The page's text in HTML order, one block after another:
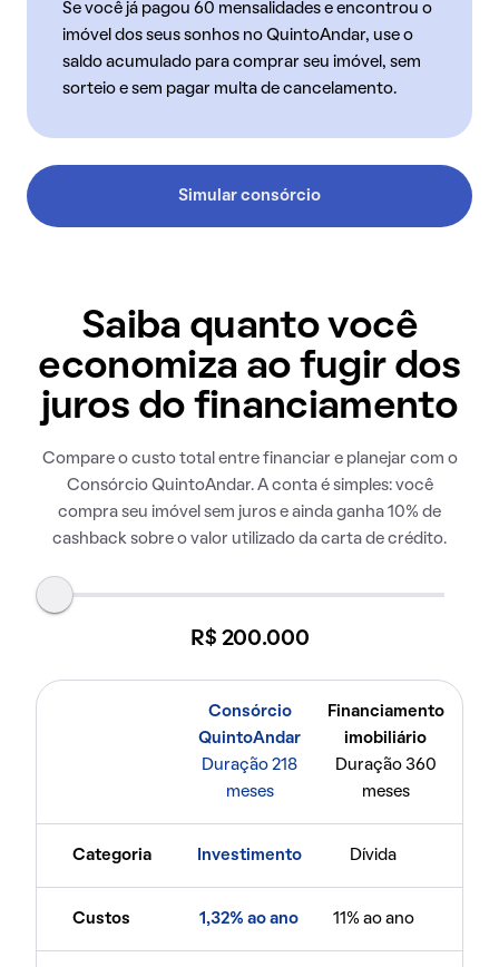
Se você já pagou 60 mensalidades e encontrou o
imóvel dos seus sonhos no QuintoAndar, use o
saldo acumulado para comprar seu imóvel, sem
sorteio e sem pagar multa de cancelamento.
Simular consórcio
Saiba quanto você
economiza ao fugir dos
juros do financiamento
Compare o custo total entre financiar e planejar com o
Consórcio QuintoAndar. A conta é simples: você
compra seu imóvel sem juros e ainda ganha 10% de
cashback sobre o valor utilizado da carta de crédito.
R$ 200.000
Consórcio
QuintoAndar
Duração 218
meses
Financiamento
imobiliário
Duração 360
meses
Categoria Investimento Dívida
Custos 1,32% ao ano 11% ao ano